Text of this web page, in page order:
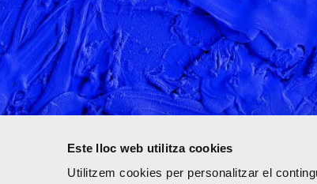
Este lloc web utilitza cookies
Utilitzem cookies per personalitzar el